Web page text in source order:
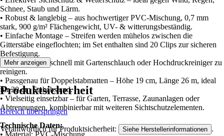
Schnee, Staub und Lärm.
• Robust & langlebig – aus hochwertiger PVC-Mischung, 0,7 mm
stark, 900 g/m² Flächengewicht, UV- & witterungsbeständig.
• Einfache Montage – Streifen werden mühelos zwischen die
Gitterstäbe eingeflochten; im Set enthalten sind 20 Clips zur sicheren
Befestigung.
• Pflegeleicht – schnell mit Gartenschlauch oder Hochdruckreiniger zu
reinigen.
• Passgenau für Doppelstabmatten – Höhe 19 cm, Länge 26 m, ideal
für 20 cm Stababstand.
• Vielseitig einsetzbar – für Garten, Terrasse, Zaunanlagen oder
Abtrennungen, kombinierbar mit weiteren Sichtschutzelementen.
Technische Daten:
• Material: PVC-Mischung
Mehr anzeigen
Produktsicherheit
Bereich überspringen
Verantwortlich für Produktsicherheit: Siehe Herstellerinformationen .